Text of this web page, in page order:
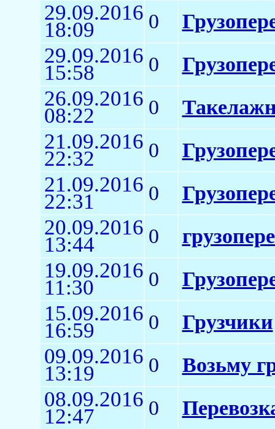
29.09.2016
18:09 0
29.09.2016
15:58 0
26.09.2016
08:22 0
21.09.2016
22:32 0
21.09.2016
22:31 0
20.09.2016
13:44 0
19.09.2016
11:30 0
15.09.2016
16:59 0 Грузчики
09.09.2016
13:19 0 Возьму
08.09.2016
12:47 0